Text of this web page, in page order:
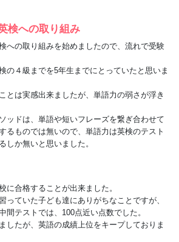
検への取り組み
への取り組みを始めましたので、流れで受験
の４級までを5年生までにとっていたと思いま
とは実感出来ましたが、単語力の弱さが浮き
ッドは、単語や短いフレーズを繋ぎ合わせて
るものでは無いので、単語力は英検のテスト
しか無いと思いました。
に合格することが出来ました。
っていた子ども達にありがちなことですが、
間テストでは、100点近い点数でした。
したが、英語の成績上位をキープしておりま